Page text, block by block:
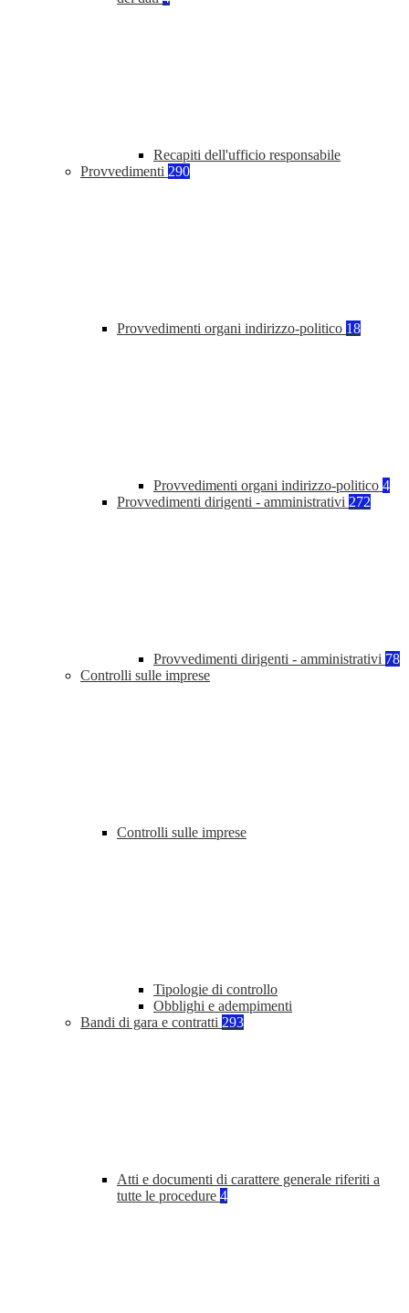
Recapiti dell'ufficio responsabile
Provvedimenti 290
Provvedimenti organi indirizzo-politico 18
Provvedimenti organi indirizzo-politico 4
Provvedimenti dirigenti - amministrativi 272
Provvedimenti dirigenti - amministrativi 78
Controlli sulle imprese
Controlli sulle imprese
Tipologie di controllo
Obblighi e adempimenti
Bandi di gara e contratti 293
Atti e documenti di carattere generale riferiti a
tutte le procedure 4